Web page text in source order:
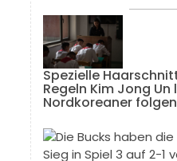
Spezielle
Regeln Kim Jong Un
Nordkoreaner folgen